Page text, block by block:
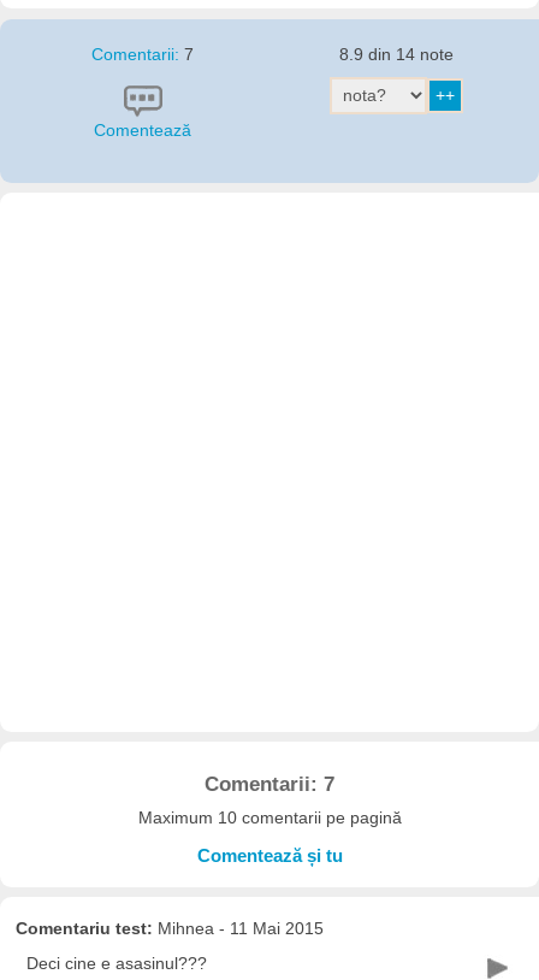
Comentarii:7
Comentează
8.9 din 14 note
Comentarii: 7
Maximum 10 comentarii pe pagină
Comentează și tu
Comentariu test: Mihnea - 11 Mai 2015
Deci cine e asasinul???